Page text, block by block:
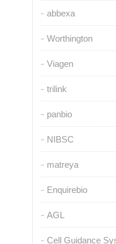
abbexa
Worthington
Viagen
trilink
panbio
NIBSC
matreya
Enquirebio
AGL
Cell Guidance